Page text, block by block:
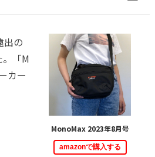
MonoMax 2023年8月号
amazonで購入する
出の
「M
カー